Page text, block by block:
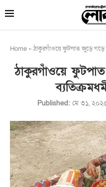
Home »ঠাকুরগাঁওয়ে ফুটপাত জুড়ে গড়ে
ঠাকুরগাঁওয়ে
Published: মে ৩১,